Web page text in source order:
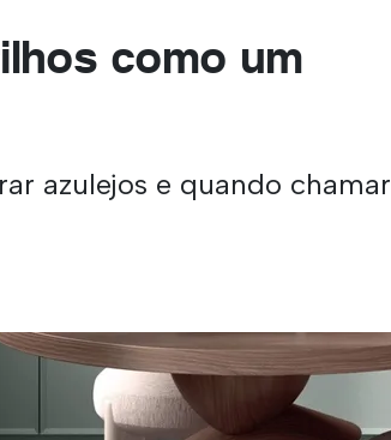
como um
azulejos e quando chamar